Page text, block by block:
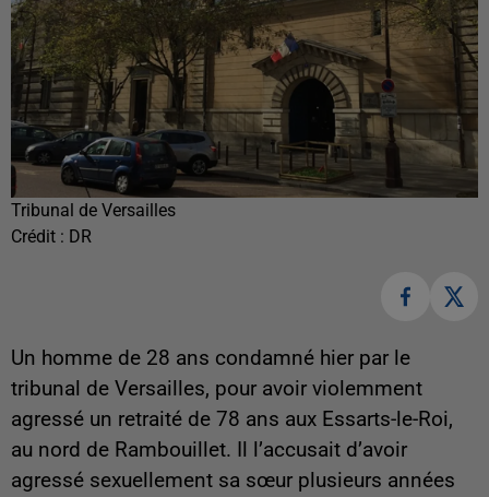
Tribunal de Versailles
Crédit : DR
Un homme de 28 ans condamné hier par le
tribunal de Versailles, pour avoir violemment
agressé un retraité de 78 ans aux Essarts-le-Roi,
au nord de Rambouillet. Il l’accusait d’avoir
agressé sexuellement sa sœur plusieurs années